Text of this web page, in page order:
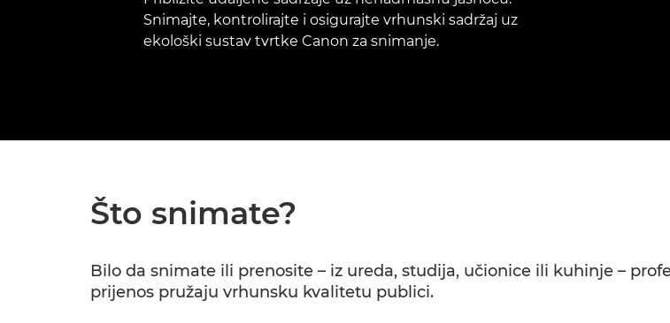
Snimajte, kontrolirajte i osigurajte vrhunski sadržaj uz
ekološki sustav tvrtke Canon za snimanje.
Što snimate?
Bilo da snimate ili prenosite – iz ureda, studija, učionice ili kuhinje –
prijenos pružaju vrhunsku kvalitetu publici.